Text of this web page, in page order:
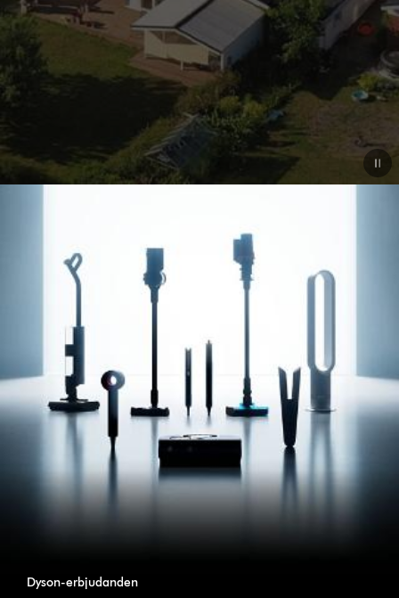
Dyson-erbjudanden